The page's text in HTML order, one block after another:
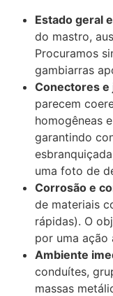
Estado geral
do mastro,
Procuramos
gambiarras
Conectores e
parecem
homogêneas
garantindo
uma foto de
Corrosão e
de materiais
rápidas). O
por uma ação
Ambiente
conduítes,
massas